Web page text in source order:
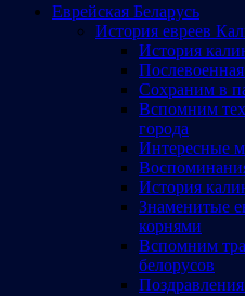
Еврейская Беларусь
История евреев
История
Сохраним в
Вспомним
города
Интересные
История
Знаменитые
корнями
Вспомним
белорусов